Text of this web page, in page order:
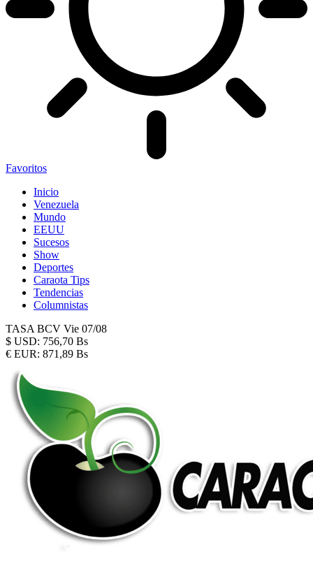
Favoritos
Inicio
Venezuela
Mundo
EEUU
Sucesos
Show
Deportes
Caraota Tips
Tendencias
Columnistas
TASA BCV Vie 07/08
$ USD: 756,70 Bs
€ EUR: 871,89 Bs